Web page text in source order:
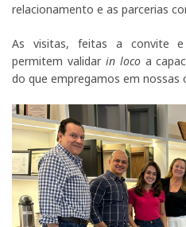
relacionamento e as parcerias
As visitas, feitas a convite e
permitem validar in locoa
do que empregamos em nossas